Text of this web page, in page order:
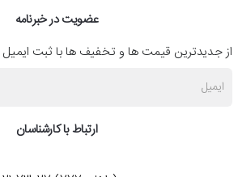
دارید، با شماره
اطلاعات لازم در رابطه با قیمت و نحوه
ماشین لباسشویی،ترازو
عضویت در خبرنامه
از جدیدترین قیمت ها و تخفیف ها با ثبت
ایمیل
ارتباط با کارشناسان